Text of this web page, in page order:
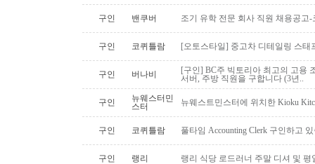
구인 밴쿠버 조기 유학 전문 회사 직원 채용공고
구인 코퀴틀람 [오토스타일] 중고차 디테일링 스태
구인 버나비
[구인] BC주 빅토리아 최고의 고용
서버, 주방 직원을 구합니다 (3년..
구인
뉴웨스터민
스터
뉴웨스트민스터에 위치한 Kioku
구인 코퀴틀람 풀타임 Accounting Clerk 구인하고
구인 랭리 랭리 식당 로드러너 주말 디셔 및